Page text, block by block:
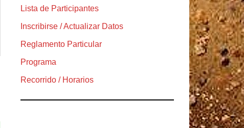
Lista de Participantes
Inscribirse / Actualizar Datos
Reglamento Particular
Programa
Recorrido / Horarios